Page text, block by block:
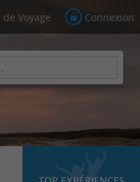
Voyage Connexion